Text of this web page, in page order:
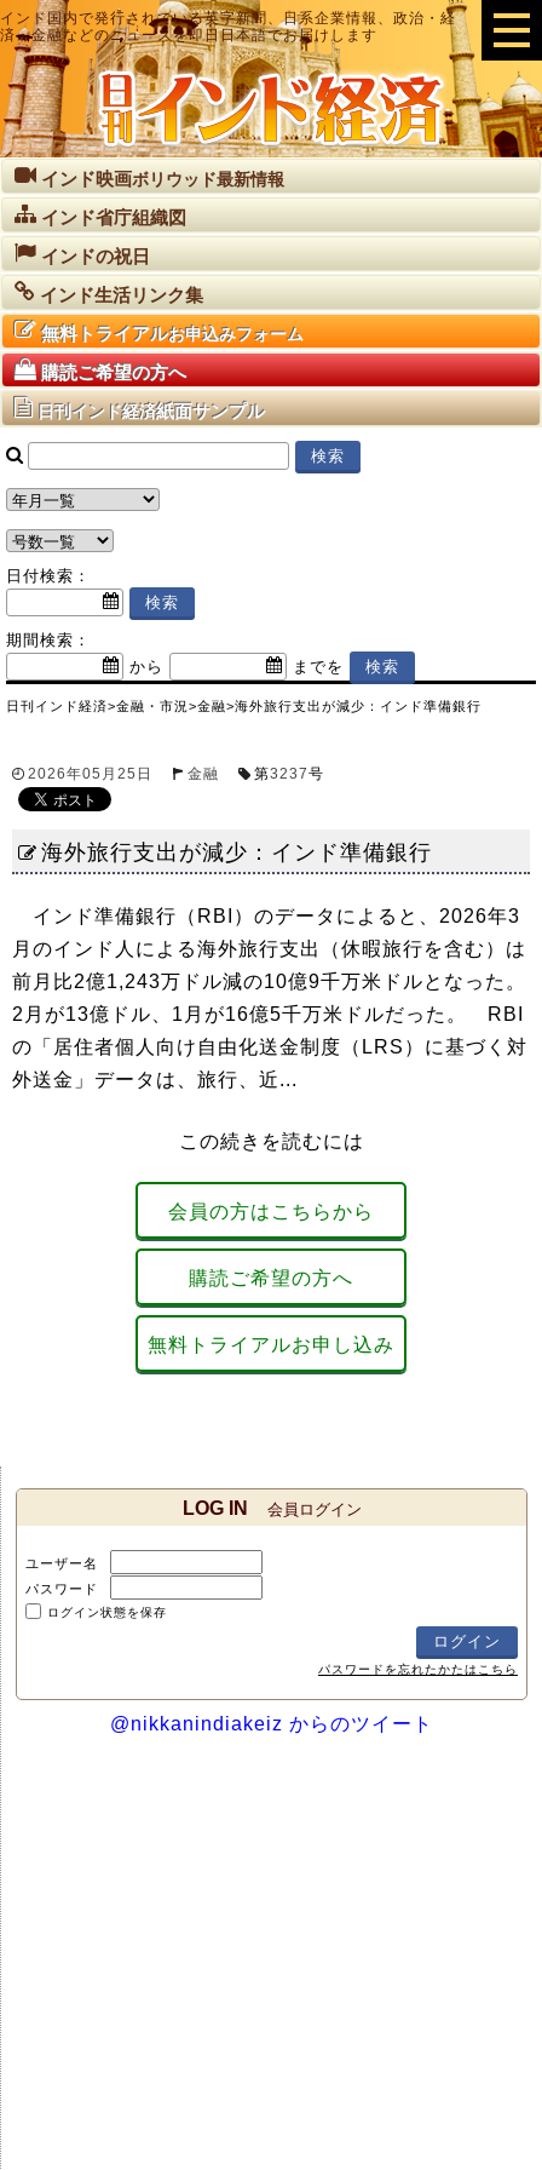
インド国内で発行されている英字新聞、日系企業情報、政治・経
済・金融などのニュースを即日日本語でお届けします
インド映画ボリウッド最新情報
インド省庁組織図
インドの祝日
インド生活リンク集
無料トライアルお申込みフォーム
購読ご希望の方へ
日刊インド経済紙面サンプル
日付検索：
期間検索：
から
までを
日刊インド経済>金融・市況 >金融>海外旅行支出が減少：インド準備銀行
2026年05月25日 金融 第3237号
海外旅行支出が減少：インド準備銀行
インド準備銀行（RBI）のデータによると、2026年3
月のインド人による海外旅行支出（休暇旅行を含む）は
前月比2億1,243万ドル減の10億9千万米ドルとなった。
2月が13億ドル、1月が16億5千万米ドルだった。 RBI
の「居住者個人向け自由化送金制度（LRS）に基づく対
外送金」データは、旅行、近...
この続きを読むには
会員の方はこちらから
購読ご希望の方へ
無料トライアルお申し込み
LOG IN 会員ログイン
ユーザー名
パスワード
ログイン状態を保存
パスワードを忘れたかたはこちら
@nikkanindiakeiz からのツイート